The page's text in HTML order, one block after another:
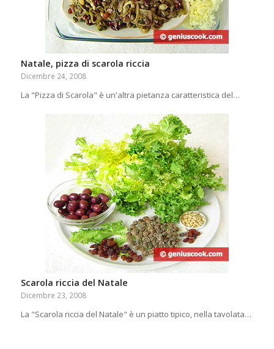
Natale, pizza di scarola riccia
Dicembre 24, 2008
La "Pizza di Scarola" è un'altra pietanza caratteristica del…
Scarola riccia del Natale
Dicembre 23, 2008
La "Scarola riccia del Natale" è un piatto tipico, nella tavolata…